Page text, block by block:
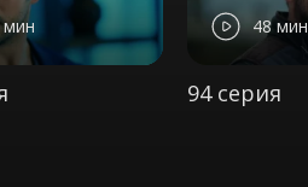
мин 48 мин
94 серия